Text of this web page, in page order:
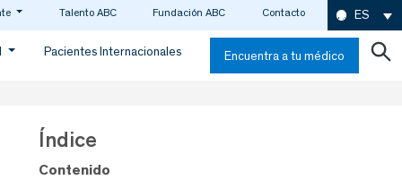
Talento ABC Fundación ABC Contacto ES
Pacientes Internacionales Encuentra a tu médico
Índice
Contenido